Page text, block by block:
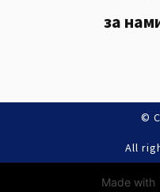
за
©
All
Made with